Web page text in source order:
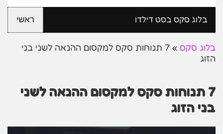
בלוג סקס בסט דילדו ראשי
בלוג סקס »
7 תנוחות סקס למקסום ההנאה לשני בני
הזוג
7 תנוחות סקס למקסום ההנאה לשני
בני הזוג